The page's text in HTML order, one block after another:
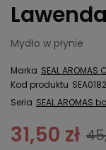
Mydło w płynie
Marka SEAL AROMAS
Kod produktu
Seria SEAL AROMAS
31,50 zł